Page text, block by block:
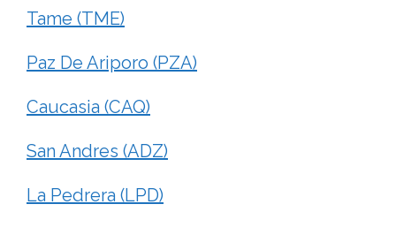
Tame (TME)
Paz De Ariporo (PZA)
Caucasia (CAQ)
San Andres (ADZ)
La Pedrera (LPD)